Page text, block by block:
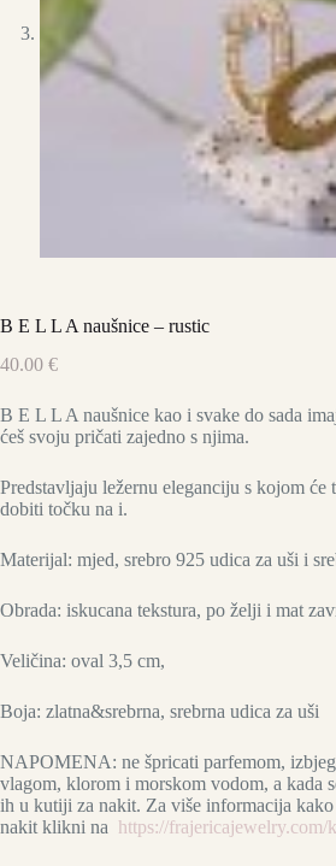
B E L L A naušnice – rustic
40.00 €
B E L L A naušnice kao i svake do sada
ćeš svoju pričati zajedno s njima.
Predstavljaju ležernu eleganciju s kojom će
dobiti točku na i.
Materijal: mjed, srebro 925 udica za uši i
Obrada: iskucana tekstura, po želji i mat
Veličina: oval 3,5 cm,
Boja: zlatna&srebrna, srebrna udica za uši
NAPOMENA: ne špricati parfemom,
vlagom, klorom i morskom vodom, a kada
ih u kutiji za nakit. Za više informacija
nakit klikni na https://frajericajewelry.com/